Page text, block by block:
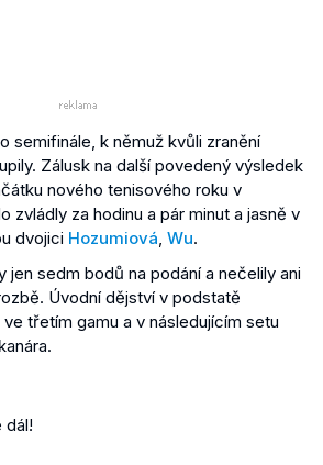
semifinále, k němuž kvůli zranění
Zálusk na další povedený výsledek
nového tenisového roku v
zvládly za hodinu a pár minut a jasně v
dvojici Hozumiová, Wu.
jen sedm bodů na podání a nečelily ani
Úvodní dějství v podstatě
třetím gamu a v následujícím setu
dál!